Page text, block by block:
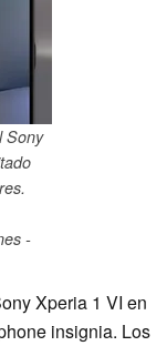
Sony
-
Xperia 1 VI en
insignia. Los